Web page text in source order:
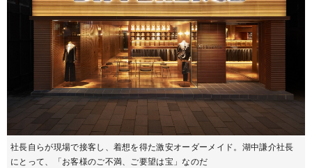
社長自らが現場で接客し、着想を得た激安オーダーメイド。湖中謙介社長
にとって、「お客様のご不満、ご要望は宝」なのだ